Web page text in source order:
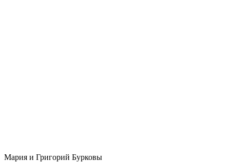
Мария и Григорий Бурковы